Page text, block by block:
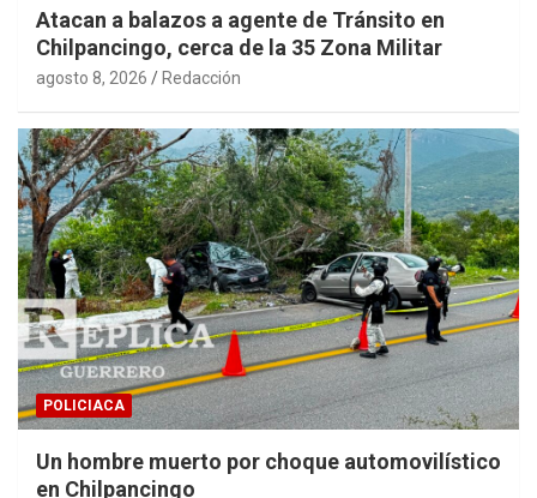
Atacan a balazos a agente de Tránsito en
Chilpancingo, cerca de la 35 Zona Militar
agosto 8, 2026 Redacción
POLICIACA
Un hombre muerto por choque automovilístico
en Chilpancingo